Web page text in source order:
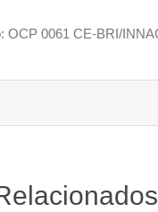
OCP 0061 CE-BRI/